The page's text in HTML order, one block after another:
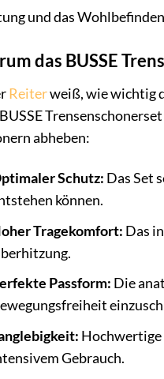
und das
das BUSSE
Reiterweiß, wie wichtig
abheben:
Schutz: Das Set
können.
Tragekomfort: Das
Passform: Die
Hochwertige
Gebrauch.